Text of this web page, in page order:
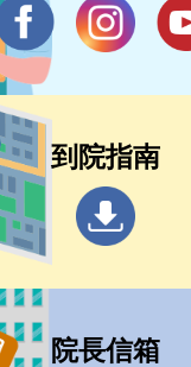
到院指南
院長信箱